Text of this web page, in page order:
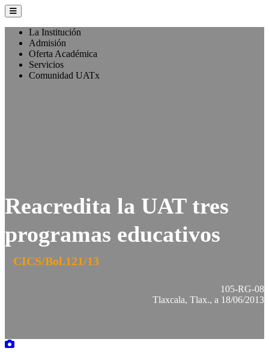
La Institución
Admisión
Oferta Académica
Servicios
Comunidad UATx
Reacredita la UAT tres
programas educativos
CICS/Bol.121/13
105-RG-08
Tlaxcala, Tlax., a 18/06/2013